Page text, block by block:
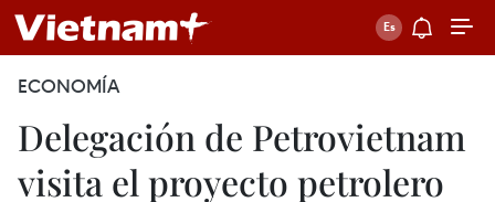
ECONOMÍA
Delegación de Petrovietnam
visita el proyecto petrolero